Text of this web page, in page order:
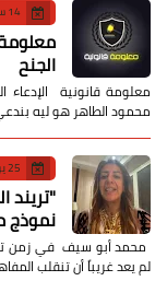
14 سبتمبر 2022
الجنح
معلومة قانونية الإدعاء
محمود الطاهر هو ليه
25 يوليو 2026
​"تريند
نموذج
محمد أبو سيف ​في زمن
لم يعد غريباً أن تنقلب